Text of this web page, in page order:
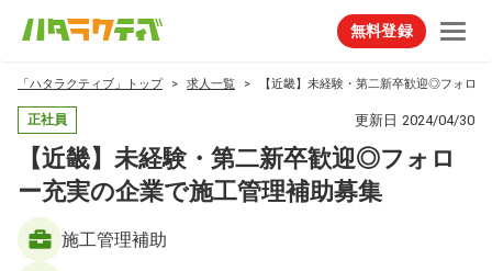
無料登録
「ハタラクティブ」トップ 求人一覧 【近畿】未経験・第二新卒歓迎◎フォロ
正社員 更新日 2024/04/30
【近畿】未経験・第二新卒歓迎◎フォロ
ー充実の企業で施工管理補助募集
施工管理補助